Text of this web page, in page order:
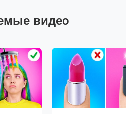
видео